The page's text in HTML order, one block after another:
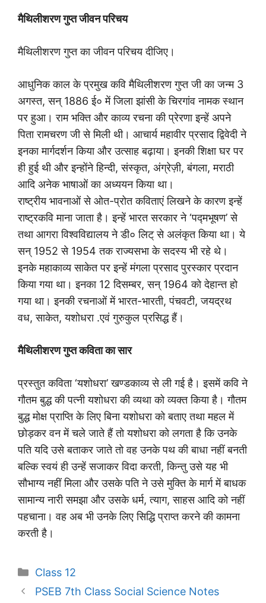
मैथिलीशरण गुप्त जीवन परिचय
मैथिलीशरण गुप्त का जीवन परिचय दीजिए।
आधुनिक काल के प्रमुख कवि मैथिलीशरण गुप्त जी का जन्म 3
अगस्त, सन् 1886 ई० में जिला झांसी के चिरगांव नामक स्थान
पर हुआ। राम भक्ति और काव्य रचना की प्रेरणा इन्हें अपने
पिता रामचरण जी से मिली थी। आचार्य महावीर प्रसाद द्विवेदी ने
इनका मार्गदर्शन किया और उत्साह बढ़ाया। इनकी शिक्षा घर पर
ही हुई थी और इन्होंने हिन्दी, संस्कृत, अंग्रेज़ी, बंगला, मराठी
आदि अनेक भाषाओं का अध्ययन किया था।
राष्ट्रीय भावनाओं से ओत-प्रोत कविताएं लिखने के कारण इन्हें
राष्ट्रकवि माना जाता है। इन्हें भारत सरकार ने ‘पद्मभूषण’ से
तथा आगरा विश्वविद्यालय ने डी० लिट् से अलंकृत किया था। ये
सन् 1952 से 1954 तक राज्यसभा के सदस्य भी रहे थे।
इनके महाकाव्य साकेत पर इन्हें मंगला प्रसाद पुरस्कार प्रदान
किया गया था। इनका 12 दिसम्बर, सन् 1964 को देहान्त हो
गया था। इनकी रचनाओं में भारत-भारती, पंचवटी, जयद्रथ
वध, साकेत, यशोधरा .एवं गुरुकुल प्रसिद्ध हैं।
मैथिलीशरण गुप्त कविता का सार
प्रस्तुत कविता ‘यशोधरा’ खण्डकाव्य से ली गई है। इसमें कवि ने
गौतम बुद्ध की पत्नी यशोधरा की व्यथा को व्यक्त किया है। गौतम
बुद्ध मोक्ष प्राप्ति के लिए बिना यशोधरा को बताए तथा महल में
छोड़कर वन में चले जाते हैं तो यशोधरा को लगता है कि उनके
पति यदि उसे बताकर जाते तो वह उनके पथ की बाधा नहीं बनती
बल्कि स्वयं ही उन्हें सजाकर विदा करती, किन्तु उसे यह भी
सौभाग्य नहीं मिला और उसके पति ने उसे मुक्ति के मार्ग में बाधक
सामान्य नारी समझा और उसके धर्म, त्याग, साहस आदि को नहीं
पहचाना। वह अब भी उनके लिए सिद्धि प्राप्त करने की कामना
करती है।
Categories
Class 12
PSEB 7th Class Social Science Notes